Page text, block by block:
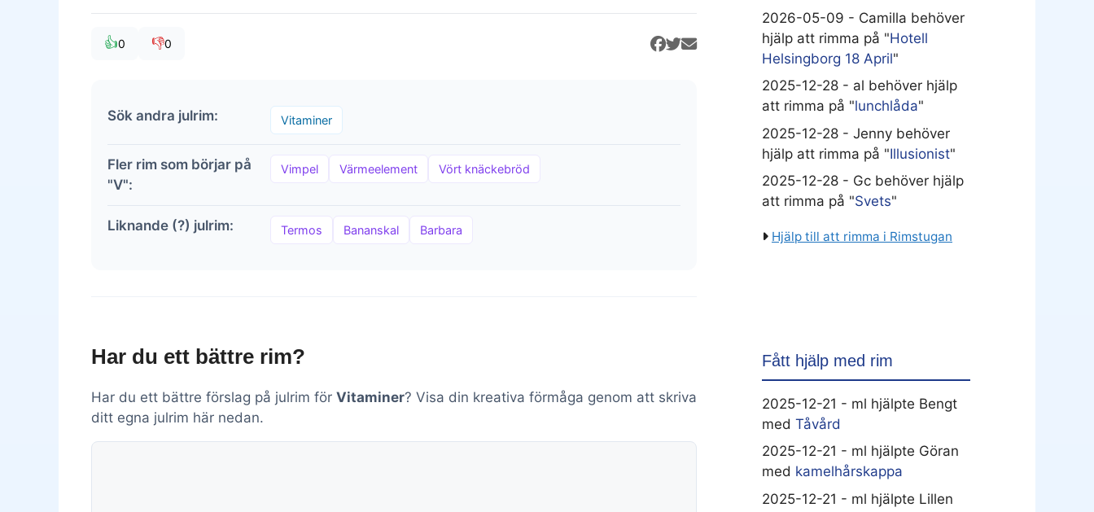
👍0 👎0
Sök andra julrim: Vitaminer
Fler rim som börjar på
"V":
Vimpel Värmeelement Vört knäckebröd
Liknande (?) julrim: Termos Bananskal Barbara
Har du ett bättre rim?
Har du ett bättre förslag på julrim för Vitaminer? Visa din kreativa förmåga genom att skriva
ditt egna julrim här nedan.
Kommentar
2026-05-09 - Camilla behöver
hjälp att rimma på "Hotell
Helsingborg 18 April"
2025-12-28 - al behöver hjälp
att rimma på "lunchlåda"
2025-12-28 - Jenny behöver
hjälp att rimma på "Illusionist"
2025-12-28 - Gc behöver hjälp
att rimma på "Svets"
Hjälp till att rimma i Rimstugan
Fått hjälp med rim
2025-12-21 - ml hjälpte Bengt
med Tåvård
2025-12-21 - ml hjälpte Göran
med kamelhårskappa
2025-12-21 - ml hjälpte Lillen